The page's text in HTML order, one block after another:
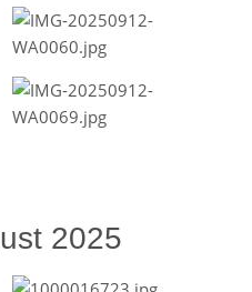
2025